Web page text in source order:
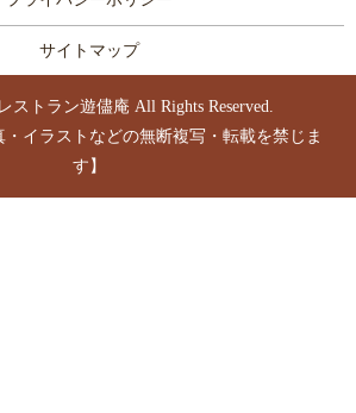
サイトマップ
ストラン遊儘庵 All Rights Reserved.
・イラストなどの無断複写・転載を禁じま
す】